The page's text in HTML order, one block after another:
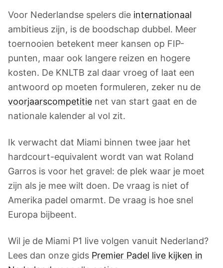
Voor Nederlandse spelers die internationaal
ambitieus zijn, is de boodschap dubbel. Meer
toernooien betekent meer kansen op FIP-
punten, maar ook langere reizen en hogere
kosten. De KNLTB zal daar vroeg of laat een
antwoord op moeten formuleren, zeker nu de
voorjaarscompetitie net van start gaat en de
nationale kalender al vol zit.
Ik verwacht dat Miami binnen twee jaar het
hardcourt-equivalent wordt van wat Roland
Garros is voor het gravel: de plek waar je moet
zijn als je mee wilt doen. De vraag is niet of
Amerika padel omarmt. De vraag is hoe snel
Europa bijbeent.
Wil je de Miami P1 live volgen vanuit Nederland?
Lees dan onze gids Premier Padel live kijken in